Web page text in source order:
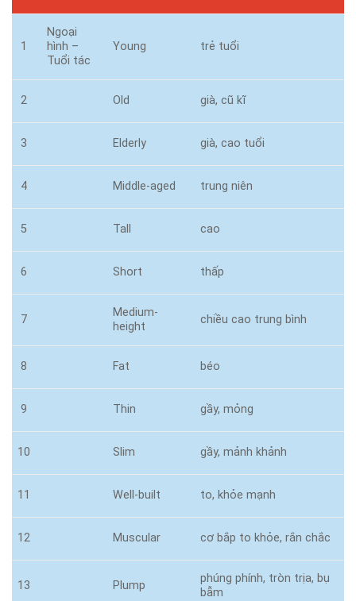
1
Ngoại
hình –
Tuổi tác
Young trẻ tuổi
2 Old già, cũ kĩ
3 Elderly già, cao tuổi
4 Middle-aged trung niên
5 Tall cao
6 Short thấp
7
Medium-
height
chiều cao trung bình
8 Fat béo
9 Thin gầy, mỏng
10 Slim gầy, mảnh khảnh
11 Well-built to, khỏe mạnh
12 Muscular cơ bắp to khỏe, rắn chắc
13 Plump
phúng phính, tròn trịa, bụ
bẫm